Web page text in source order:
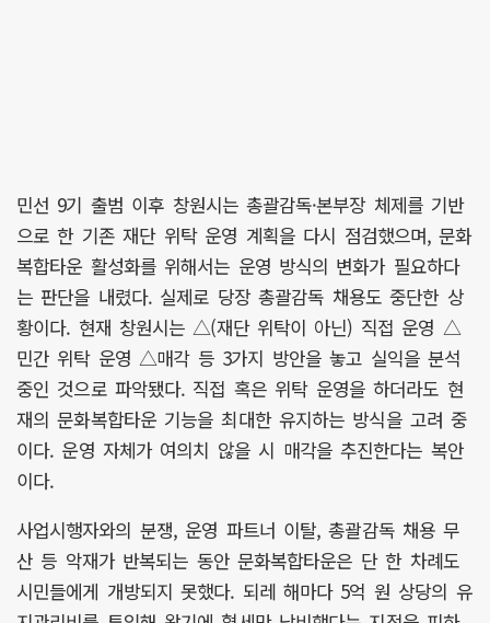
민선 9기 출범 이후 창원시는 총괄감독·본부장 체제를 기반
으로 한 기존 재단 위탁 운영 계획을 다시 점검했으며, 문화
복합타운 활성화를 위해서는 운영 방식의 변화가 필요하다
는 판단을 내렸다. 실제로 당장 총괄감독 채용도 중단한 상
황이다. 현재 창원시는 △(재단 위탁이 아닌) 직접 운영 △
민간 위탁 운영 △매각 등 3가지 방안을 놓고 실익을 분석
중인 것으로 파악됐다. 직접 혹은 위탁 운영을 하더라도 현
재의 문화복합타운 기능을 최대한 유지하는 방식을 고려 중
이다. 운영 자체가 여의치 않을 시 매각을 추진한다는 복안
이다.
사업시행자와의 분쟁, 운영 파트너 이탈, 총괄감독 채용 무
산 등 악재가 반복되는 동안 문화복합타운은 단 한 차례도
시민들에게 개방되지 못했다. 되레 해마다 5억 원 상당의 유